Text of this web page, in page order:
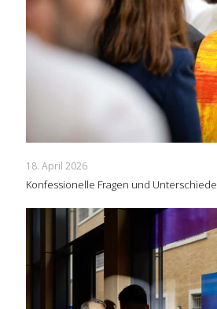
18. April 2026
Konfessionelle Fragen und